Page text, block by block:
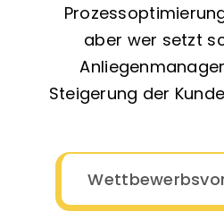
aber wer setzt
Steigerung der